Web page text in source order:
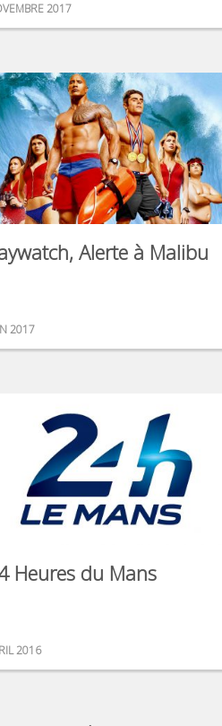
2017
Alerte à Malibu
2017
Heures du Mans
2016